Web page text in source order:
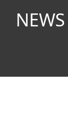
NEWS